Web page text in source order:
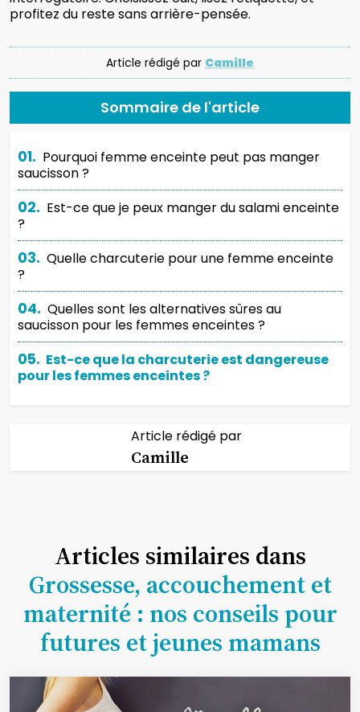
profitez du reste sans arrière-pensée.
Article rédigé par Camille
Sommaire de l'article
01. Pourquoi femme enceinte peut pas manger
saucisson ?
02. Est-ce que je peux manger du salami enceinte
?
03. Quelle charcuterie pour une femme enceinte
?
04. Quelles sont les alternatives sûres au
saucisson pour les femmes enceintes ?
05. Est-ce que la charcuterie est dangereuse
pour les femmes enceintes ?
Article rédigé par
Camille
Articles similaires dans
Grossesse, accouchement et
maternité : nos conseils pour
futures et jeunes mamans